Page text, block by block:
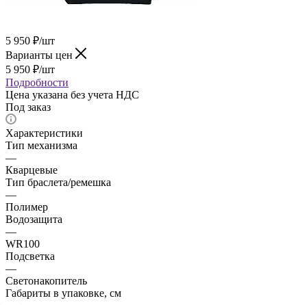
5 950 ₽/шт
Варианты цен
5 950 ₽/шт
Подробности
Цена указана без учета НДС
Под заказ
Характеристики
Тип механизма
—
Кварцевые
Тип браслета/ремешка
—
Полимер
Водозащита
—
WR100
Подсветка
—
Светонакопитель
Габариты в упаковке, см